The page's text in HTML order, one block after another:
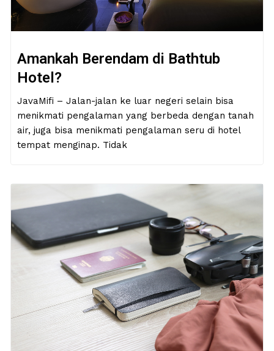
Amankah Berendam di Bathtub
Hotel?
JavaMifi – Jalan-jalan ke luar negeri selain bisa
menikmati pengalaman yang berbeda dengan tanah
air, juga bisa menikmati pengalaman seru di hotel
tempat menginap. Tidak